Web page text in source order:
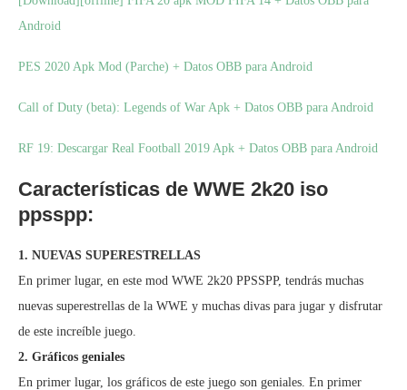
Android
PES 2020 Apk Mod (Parche) + Datos OBB para Android
Call of Duty (beta): Legends of War Apk + Datos OBB para Android
RF 19: Descargar Real Football 2019 Apk + Datos OBB para Android
Características de WWE 2k20 iso
ppsspp:
1. NUEVAS SUPERESTRELLAS
En primer lugar, en este mod WWE 2k20 PPSSPP, tendrás muchas
nuevas superestrellas de la WWE y muchas divas para jugar y disfrutar
de este increíble juego.
2. Gráficos geniales
En primer lugar, los gráficos de este juego son geniales. En primer